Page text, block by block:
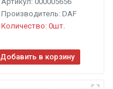
Производитель: DAF
Количество: 0шт.
Добавить в корзину